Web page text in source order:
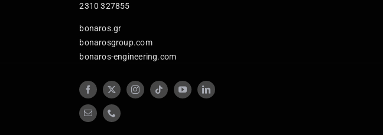
2310 327855
bonaros.gr
bonarosgroup.com
bonaros-engineering.com